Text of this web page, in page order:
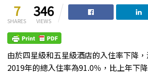
7
SHARES
346
VIEWS
由於四星級和五星級酒店的入住率下降
2019年的總入住率為91.0％，比上年下